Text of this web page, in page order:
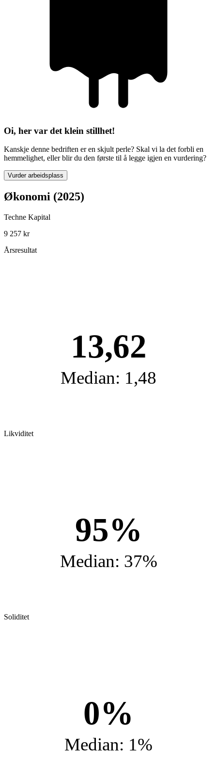
Oi, her var det klein stillhet!
Kanskje denne bedriften er en skjult perle? Skal vi la det forbli en
hemmelighet, eller blir du den første til å legge igjen en vurdering?
Vurder arbeidsplass
Økonomi (2025)
Techne Kapital
9 257 kr
Årsresultat
13,62
Median: 1,48
Likviditet
95%
Median: 37%
Soliditet
0%
Median: 1%